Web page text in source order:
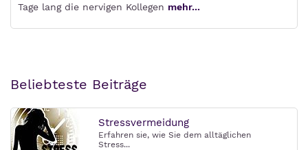
Tage lang die nervigen Kollegen mehr...
Beliebteste Beiträge
Stressvermeidung
Erfahren sie, wie Sie dem alltäglichen
Stress...